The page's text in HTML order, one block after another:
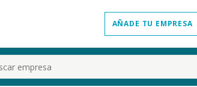
AÑADE TU EMPRESA